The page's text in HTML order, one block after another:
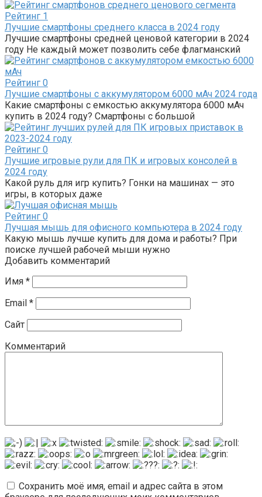
Рейтинг 1
Лучшие смартфоны среднего класса в 2024 году
Лучшие смартфоны средней ценовой категории в 2024
году Не каждый может позволить себе флагманский
Рейтинг 0
Лучшие смартфоны с аккумулятором 6000 мАч 2024 года
Какие смартфоны с емкостью аккумулятора 6000 мАч
купить в 2024 году? Смартфоны с большой
Рейтинг 0
Лучшие игровые рули для ПК и игровых консолей в
2024 году
Какой руль для игр купить? Гонки на машинах — это
игры, в которых даже
Рейтинг 0
Лучшая мышь для офисного компьютера в 2024 году
Какую мышь лучше купить для дома и работы? При
поиске лучшей рабочей мыши нужно
Добавить комментарий
Имя *
Email *
Сайт
Комментарий
Сохранить моё имя, email и адрес сайта в этом